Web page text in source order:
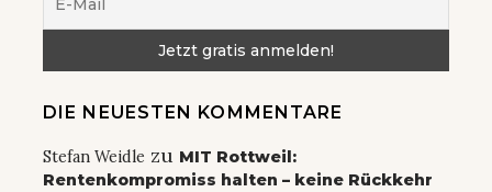
DIE NEUESTEN KOMMENTARE
Stefan Weidle zu MIT Rottweil:
Rentenkompromiss halten – keine Rückkehr